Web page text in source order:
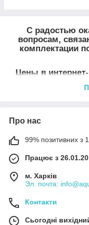
С радостью
вопросам,
комплектации
Цены в
Про нас
99% позитивних з
Працює з
м. Харків
Эл. почта:
Контакти
Сьогодні